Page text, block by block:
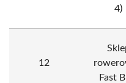
4)
12
Fast